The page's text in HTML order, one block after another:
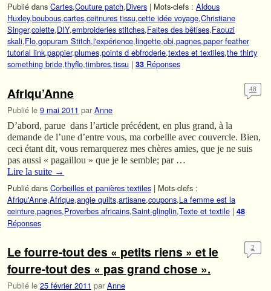
Publié dans Cartes,Couture patch,Divers | Mots-clefs : Aldous
Huxley,boubous,cartes,ceitnures tissu,cette idée voyage,Christiane
Singer,colette,DIY,embroideries stitches,Faites des bêtises,Faouzi
skali,Flo,gopuram Stitch,l'expérience,lingette,obi,pagnes,paper feather
tutorial link,pappier,plumes,points d ebfroderie,textes et textiles,the thirty
something bride,thyflo,timbres,tissu | 33 Réponses
Afriqu’Anne
Publié le 9 mai 2011 par Anne
48
D’abord, parue dans l’article précédent, en plus grand, à la
demande de l’une d’entre vous, ma corbeille avec couvercle. Bien,
ceci étant dit, vous remarquerez mes chères amies, que je ne suis
pas aussi « pagaillou » que je le semble; par …
Lire la suite →
Publié dans Corbeilles et panières textiles | Mots-clefs :
Afriqu'Anne,Afrique,angie quilts,artisane,coupons,La femme est la
ceinture,pagnes,Proverbes africains,Saint-glinglin,Texte et textile | 48
Réponses
Le fourre-tout des « petits riens » et le
fourre-tout des « pas grand chose ».
Publié le 25 février 2011 par Anne
2